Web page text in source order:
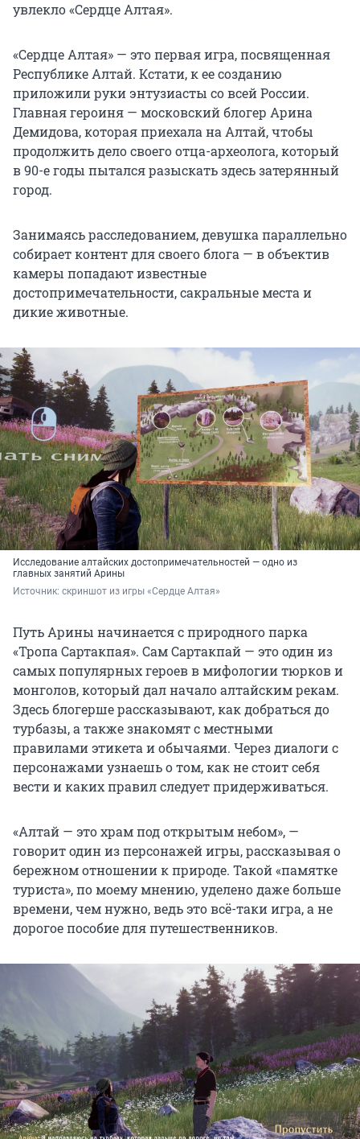
увлекло «Сердце Алтая».
«Сердце Алтая» — это первая игра, посвященная
Республике Алтай. Кстати, к ее созданию
приложили руки энтузиасты со всей России.
Главная героиня — московский блогер Арина
Демидова, которая приехала на Алтай, чтобы
продолжить дело своего отца-археолога, который
в90-е годы пытался разыскать здесь затерянный
город.
Занимаясь расследованием, девушка параллельно
собирает контент для своего блога — в объектив
камеры попадают известные
достопримечательности, сакральные места и
дикие животные.
Исследование алтайских достопримечательностей — одно из
главных занятий Арины
Источник: скриншот из игры «Сердце Алтая»
Путь Арины начинается с природного парка
«Тропа Сартакпая». Сам Сартакпай — это один из
самых популярных героев в мифологии тюрков и
монголов, который дал начало алтайским рекам.
Здесь блогерше рассказывают, как добраться до
турбазы, а также знакомят с местными
правилами этикета и обычаями. Через диалоги с
персонажами узнаешь о том, как не стоит себя
вести и каких правил следует придерживаться.
«Алтай — это храм под открытым небом», —
говорит один из персонажей игры, рассказывая о
бережном отношении к природе. Такой «памятке
туриста», по моему мнению, уделено даже больше
времени, чем нужно, ведь это всё-таки игра, а не
дорогое пособие для путешественников.